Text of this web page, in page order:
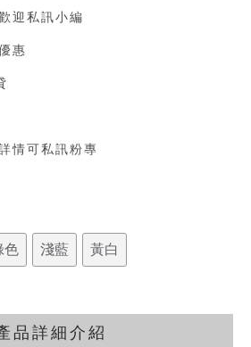
歡迎私訊小編⁣⁣⁣⁣⁣⁣⁣⁣⁣⁣⁣⁣⁣⁣⁣⁣⁣⁣⁣⁣⁣
優惠⁣⁣⁣⁣⁣⁣
貸⁣⁣⁣⁣⁣⁣⁣⁣⁣⁣⁣
情可私訊粉專⁣⁣⁣⁣
色 淺藍 黃白
品詳細介紹